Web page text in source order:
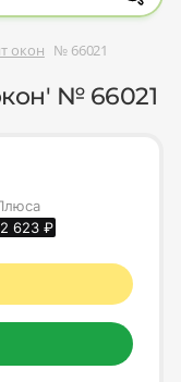
окон № 66021
№ 66021
2 623 ₽